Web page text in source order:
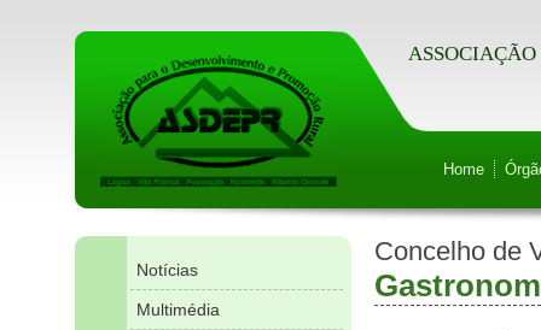
Home
Notícias
Multimédia
Concelho de